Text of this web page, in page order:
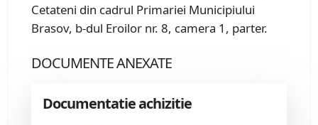
Cetateni din cadrul Primariei Municipiului
Brasov, b-dul Eroilor nr. 8, camera 1, parter.
DOCUMENTE ANEXATE
Documentatie achizitie